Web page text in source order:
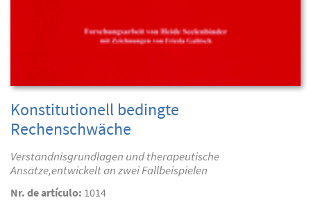
Konstitutionell bedingte
Rechenschwäche
Verständnisgrundlagen und therapeutische
Ansätze,entwickelt an zwei Fallbeispielen
Nr. de artículo: 1014